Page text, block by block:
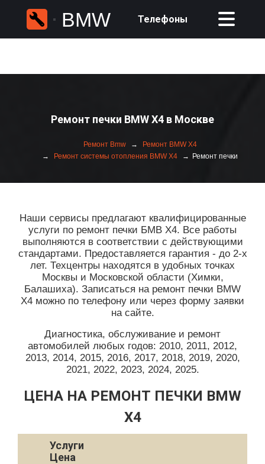
BMW Телефоны
Ремонт печки BMW X4 в Москве
Ремонт Bmw
Ремонт BMW X4
Ремонт системы отопления BMW X4
Ремонт печки
Наши сервисы предлагают квалифицированные
услуги по ремонт печки БМВ Х4. Все работы
выполняются в соответствии с действующими
стандартами. Предоставляется гарантия - до 2-х
лет. Техцентры находятся в удобных точках
Москвы и Московской области (Химки,
Балашиха). Записаться на ремонт печки BMW
X4 можно по телефону или через форму заявки
на сайте.
Диагностика, обслуживание и ремонт
автомобилей любых годов: 2010, 2011, 2012,
2013, 2014, 2015, 2016, 2017, 2018, 2019, 2020,
2021, 2022, 2023, 2024, 2025.
ЦЕНА НА РЕМОНТ ПЕЧКИ BMW
X4
Услуги
Цена